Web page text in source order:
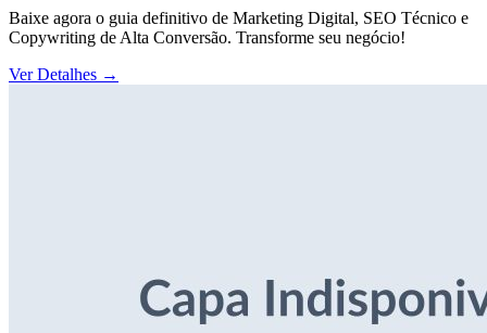
Baixe agora o guia definitivo de Marketing Digital, SEO Técnico e
Copywriting de Alta Conversão. Transforme seu negócio!
Ver Detalhes →